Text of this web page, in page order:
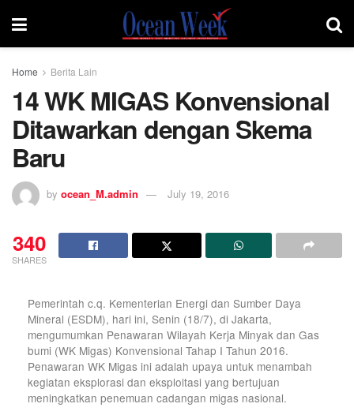
Home Berita Lain
14 WK MIGAS Konvensional
Ditawarkan dengan Skema
Baru
by ocean_M.admin July 19, 2016
340
SHARES
Pemerintah c.q. Kementerian Energi dan Sumber Daya
Mineral (ESDM), hari ini, Senin (18/7), di Jakarta,
mengumumkan Penawaran Wilayah Kerja Minyak dan Gas
bumi (WK Migas) Konvensional Tahap I Tahun 2016.
Penawaran WK Migas ini adalah upaya untuk menambah
kegiatan eksplorasi dan eksploitasi yang bertujuan
meningkatkan penemuan cadangan migas nasional.